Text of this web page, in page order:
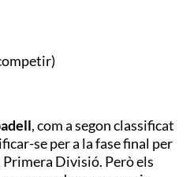
, com a segon classificat
se per a la fase final per
Primera Divisió. Però els